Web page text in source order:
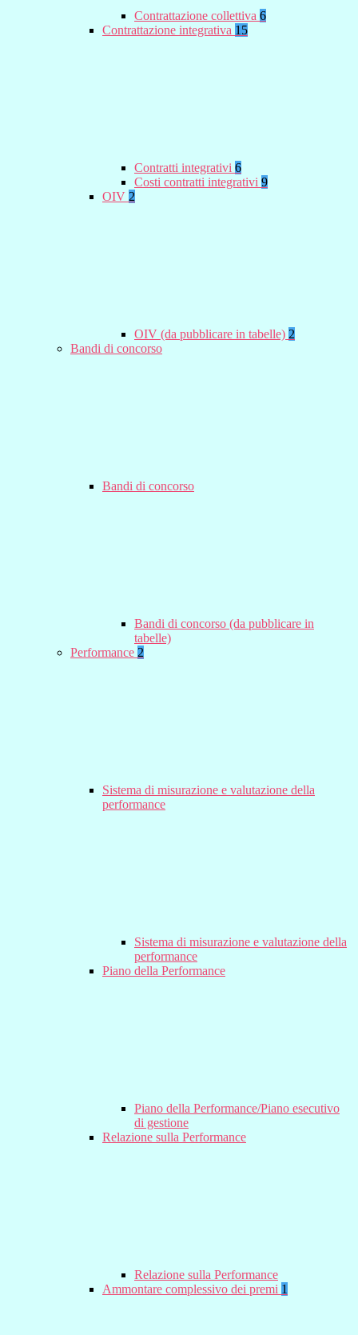
Contrattazione collettiva 6
Contrattazione integrativa 15
Contratti integrativi 6
Costi contratti integrativi 9
OIV 2
OIV (da pubblicare in tabelle) 2
Bandi di concorso
Bandi di concorso
Bandi di concorso (da pubblicare in
tabelle)
Performance 2
Sistema di misurazione e valutazione della
performance
Sistema di misurazione e valutazione della
performance
Piano della Performance
Piano della Performance/Piano esecutivo
di gestione
Relazione sulla Performance
Relazione sulla Performance
Ammontare complessivo dei premi 1